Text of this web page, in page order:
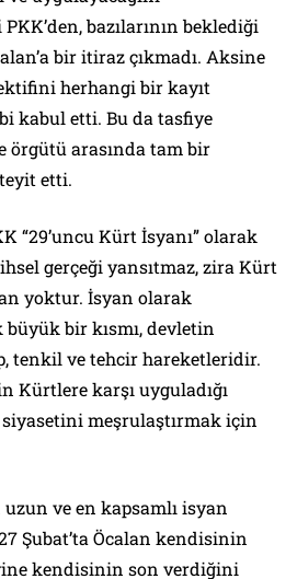
bazılarının beklediği
bir itiraz çıkmadı. Aksine
herhangi bir kayıt
kabul etti. Bu da tasfiye
örgütü arasında tam bir
etti.
“29’uncu Kürt İsyanı” olarak
gerçeği yansıtmaz, zira Kürt
yoktur. İsyan olarak
bir kısmı, devletin
tenkil ve tehcir hareketleridir.
Kürtlere karşı uyguladığı
meşrulaştırmak için
ve en kapsamlı isyan
Şubat’ta Öcalan kendisinin
kendisinin son verdiğini